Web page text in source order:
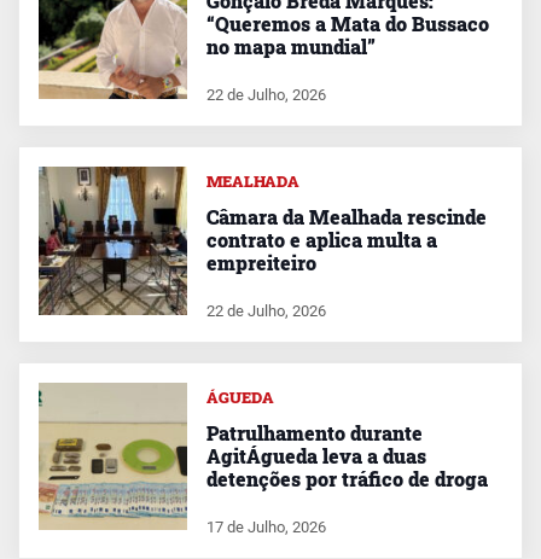
“Queremos a Mata do Bussaco
no mapa mundial”
22 de Julho, 2026
MEALHADA
Câmara da Mealhada rescinde
contrato e aplica multa a
empreiteiro
22 de Julho, 2026
ÁGUEDA
Patrulhamento durante
AgitÁgueda leva a duas
detenções por tráfico de droga
17 de Julho, 2026